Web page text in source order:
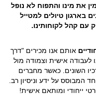
מינו והתפוח לא נופל
טיולים למטייל
קהל לקוחותינו.
אותם אנו מכירים "דרך
אישית וצמודה מול
השונים. כאשר מחברים
על ידע וניסיון רב.
ייחודי ומותאם אישית!